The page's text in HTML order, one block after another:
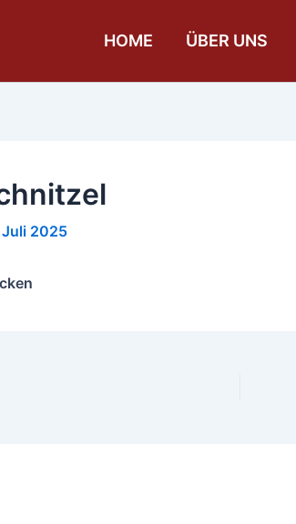
HOME ÜBER UNS
Juli 2025